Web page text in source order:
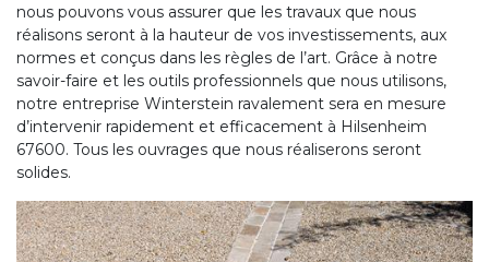
nous pouvons vous assurer que les travaux que nous
réalisons seront à la hauteur de vos investissements, aux
normes et conçus dans les règles de l’art. Grâce à notre
savoir-faire et les outils professionnels que nous utilisons,
notre entreprise Winterstein ravalement sera en mesure
d’intervenir rapidement et efficacement à Hilsenheim
67600. Tous les ouvrages que nous réaliserons seront
solides.